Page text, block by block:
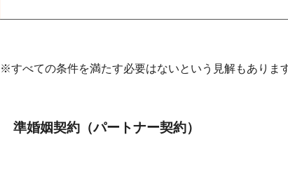
※すべての条件を満たす必要はないという見解もあります
準婚姻契約（パートナー契約）